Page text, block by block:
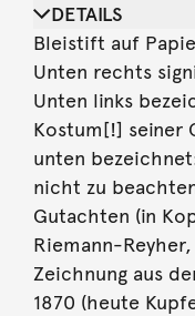
DETAILS
Bleistift auf
Unten rechts
Unten links
Kostum[!] seiner
unten
nicht zu
Gutachten (in
Riemann-
Zeichnung aus
1870 (heute